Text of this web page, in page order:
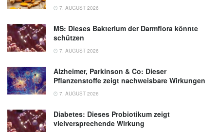
7. AUGUST 2026
MS: Dieses Bakterium der Darmflora könnte
schützen
7. AUGUST 2026
Alzheimer, Parkinson & Co: Dieser
Pflanzenstoffe zeigt nachweisbare Wirkungen
7. AUGUST 2026
Diabetes: Dieses Probiotikum zeigt
vielversprechende Wirkung